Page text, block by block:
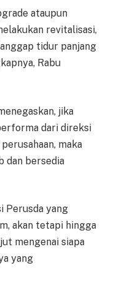
ataupun
revitalisasi,
tidur panjang
Rabu
jika
dari direksi
maka
dan bersedia
Perusda yang
akan tetapi hingga
mengenai siapa
yang